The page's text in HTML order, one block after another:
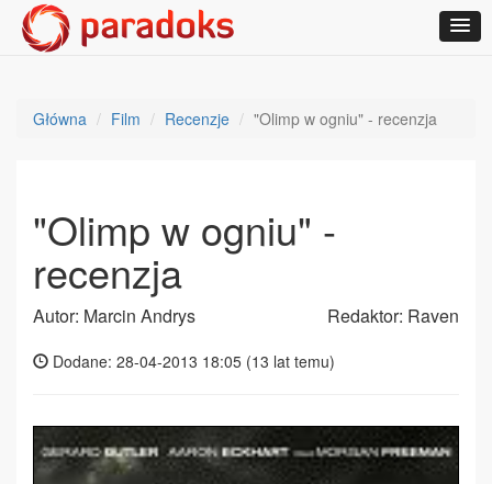
Główna Film Recenzje "Olimp w ogniu" - recenzja
"Olimp w ogniu" -
recenzja
Autor: Marcin Andrys Redaktor: Raven
Dodane: 28-04-2013 18:05 (13 lat temu)